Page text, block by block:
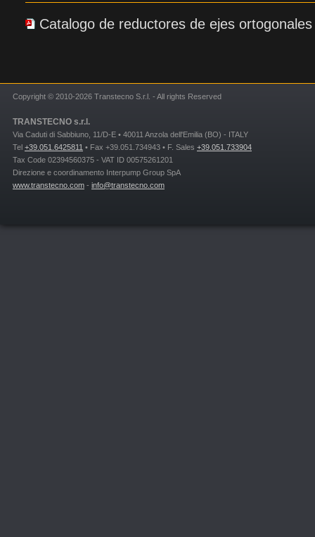
Catalogo de reductores de ejes
Copyright © 2010-2026 Transtecno S.r.l. - All rights Reserved
TRANSTECNO s.r.l.
Via Caduti di Sabbiuno, 11/D-E • 40011 Anzola dell'Emilia (BO) - ITALY
Tel +39.051.6425811 • Fax +39.051.734943 • F. Sales +39.051.733904
Tax Code 02394560375 - VAT ID 00575261201
Direzione e coordinamento Interpump Group SpA
www.transtecno.com - info@transtecno.com